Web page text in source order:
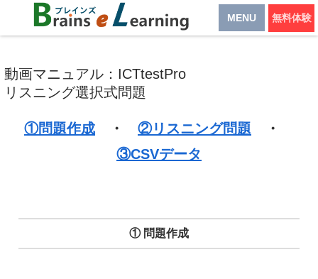
動画マニュアル：ICTtestPro
リスニング選択式問題
①問題作成 ・ ②リスニング問題 ・
③CSVデータ
① 問題作成
MENU 無料体験